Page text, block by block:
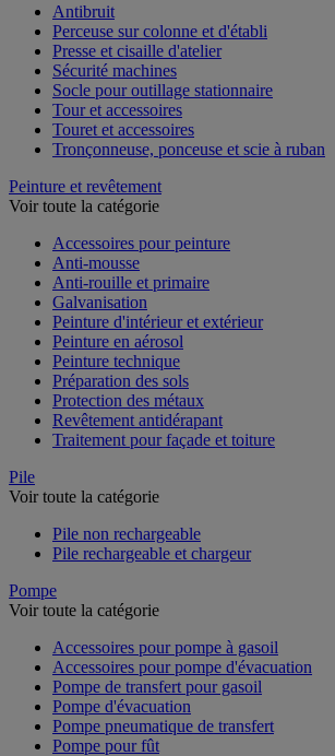
Antibruit
Perceuse sur colonne et d'établi
Presse et cisaille d'atelier
Sécurité machines
Socle pour outillage stationnaire
Tour et accessoires
Touret et accessoires
Tronçonneuse, ponceuse et scie à ruban
Peinture et revêtement
Voir toute la catégorie
Accessoires pour peinture
Anti-mousse
Anti-rouille et primaire
Galvanisation
Peinture d'intérieur et extérieur
Peinture en aérosol
Peinture technique
Préparation des sols
Protection des métaux
Revêtement antidérapant
Traitement pour façade et toiture
Pile
Voir toute la catégorie
Pile non rechargeable
Pile rechargeable et chargeur
Pompe
Voir toute la catégorie
Accessoires pour pompe à gasoil
Accessoires pour pompe d'évacuation
Pompe de transfert pour gasoil
Pompe d'évacuation
Pompe pneumatique de transfert
Pompe pour fût